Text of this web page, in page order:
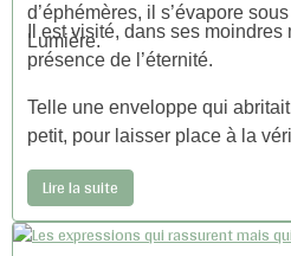
d’éphémères, il s’évapore
Lumière.
Il est visité, dans ses moindres
présence de l’éternité.
Telle une enveloppe qui
petit, pour laisser place à la
Lire la suite